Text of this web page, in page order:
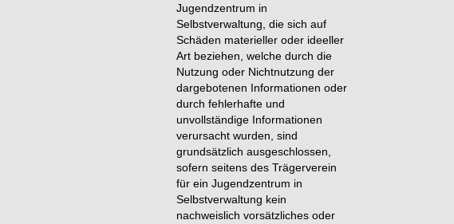
Jugendzentrum in
Selbstverwaltung, die sich auf
Schäden materieller oder ideeller
Art beziehen, welche durch die
Nutzung oder Nichtnutzung der
dargebotenen Informationen oder
durch fehlerhafte und
unvollständige Informationen
verursacht wurden, sind
grundsätzlich ausgeschlossen,
sofern seitens des Trägerverein
für ein Jugendzentrum in
Selbstverwaltung kein
nachweislich vorsätzliches oder